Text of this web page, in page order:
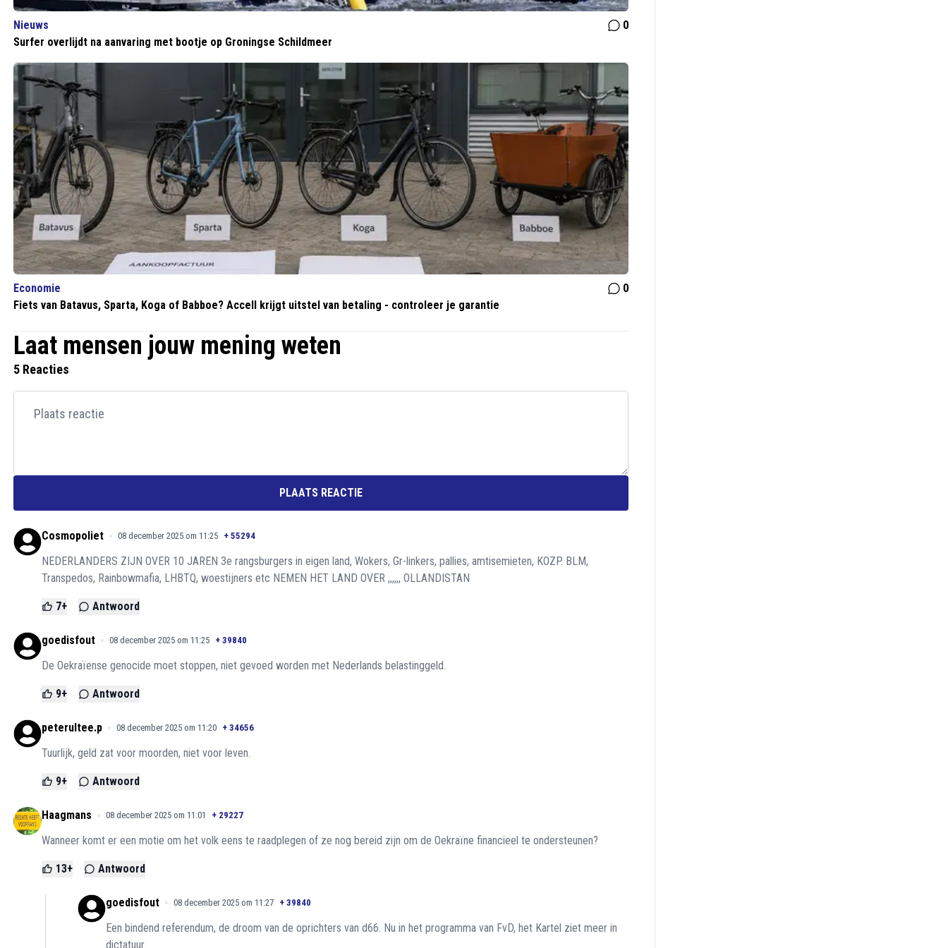
Nieuws
0
Surfer overlijdt na aanvaring met bootje op Groningse Schildmeer
Economie
0
Fiets van Batavus, Sparta, Koga of Babboe? Accell krijgt uitstel van betaling - controleer je garantie
Laat mensen jouw mening weten
5 Reacties
PLAATS REACTIE
Cosmopoliet 08 december 2025 om 11:25 + 55294
NEDERLANDERS ZIJN OVER 10 JAREN 3e rangsburgers in eigen land, Wokers, Gr-linkers, pallies, amtisemieten, KOZP. BLM,
Transpedos, Rainbowmafia, LHBTQ, woestijners etc NEMEN HET LAND OVER ,,,,,, OLLANDISTAN
7+ Antwoord
goedisfout 08 december 2025 om 11:25 + 39840
De Oekraïense genocide moet stoppen, niet gevoed worden met Nederlands belastinggeld.
9+ Antwoord
peterultee.p 08 december 2025 om 11:20 + 34656
Tuurlijk, geld zat voor moorden, niet voor leven.
9+ Antwoord
Haagmans 08 december 2025 om 11:01 + 29227
Wanneer komt er een motie om het volk eens te raadplegen of ze nog bereid zijn om de Oekraïne financieel te ondersteunen?
13+ Antwoord
goedisfout 08 december 2025 om 11:27 + 39840
Een bindend referendum, de droom van de oprichters van d66. Nu in het programma van FvD, het Kartel ziet meer in
dictatuur.